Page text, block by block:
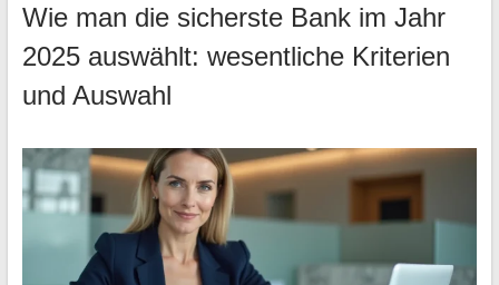
Wie man die sicherste Bank im Jahr
2025 auswählt: wesentliche Kriterien
und Auswahl